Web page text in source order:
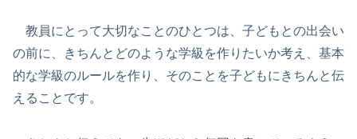
教員にとって大切なことのひとつは、子どもとの出会い
の前に、きちんとどのような学級を作りたいか考え、基本
的な学級のルールを作り、そのことを子どもにきちんと伝
えることです。